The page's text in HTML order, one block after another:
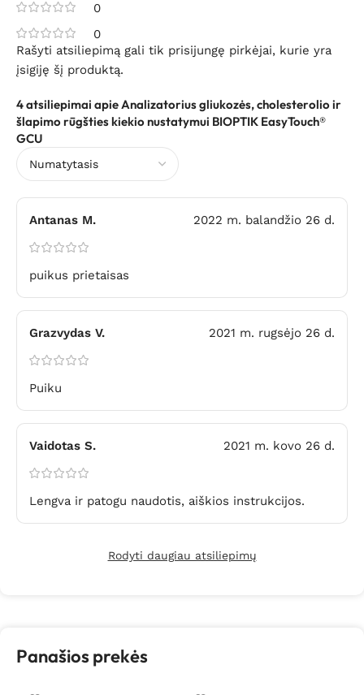
0
0
4 atsiliepimai apieAnalizatorius gliukozės, cholesterolio ir
šlapimo rūgšties kiekio nustatymui BIOPTIK EasyTouch®
GCU
Antanas M. 2022 m. balandžio 26 d.
puikus prietaisas
Grazvydas V. 2021 m. rugsėjo 26 d.
Puiku
Vaidotas S. 2021 m. kovo 26 d.
Lengva ir patogu naudotis, aiškios instrukcijos.
Rodyti daugiau atsiliepimų
Rašyti atsiliepimą gali tik prisijungę pirkėjai, kurie yra
įsigiję šį produktą.
Panašios prekės